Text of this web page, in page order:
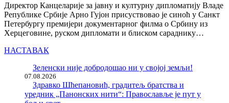
Директор Канцеларије за јавну и културну дипломатију Владе
Републике Србије Арно Гујон присуствовао је синоћ у Санкт
Петербургу премијери документарног филма о Србину из
Херцеговине, руском дипломати и блиском сараднику…
НАСТАВАК
Зеленски није добродошао ни у својој земљи!
07.08.2026
Здравко Шћепановић, градитељ братства и
уредник „Панонских нити“: Православље је пут у